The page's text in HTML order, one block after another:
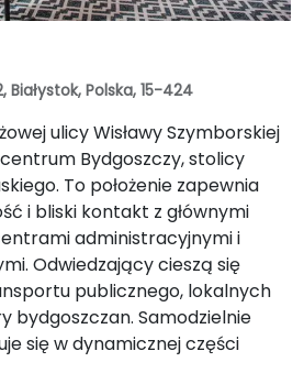
Białystok, Polska, 15-424
ulicy Wisławy Szymborskiej
Bydgoszczy, stolicy
To położenie zapewnia
i bliski kontakt z głównymi
administracyjnymi i
Odwiedzający cieszą się
publicznego, lokalnych
bydgoszczan. Samodzielnie
się w dynamicznej części